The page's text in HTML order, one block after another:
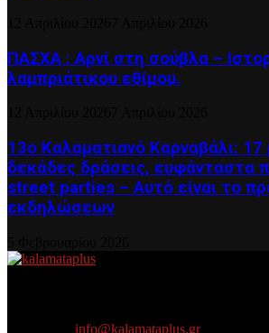
ΠΑΣΧΑ : Αρνί στη σούβλα –
λαμπριάτικου εθίμου.
13ο Καλαματιανό Καρναβάλι:
δεκάδες δράσεις, ευφάνταστα
street parties – Αυτό είναι το
εκδηλώσεων
info@kalamataplus.gr